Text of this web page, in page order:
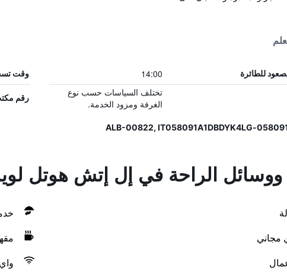
للطائرة 14:00 وقت
تختلف السياسات حسب نوع
الغرفة ومزود الخدمة.
رقم
ووسائل الراحة في إل إتش هوتل
مجاني